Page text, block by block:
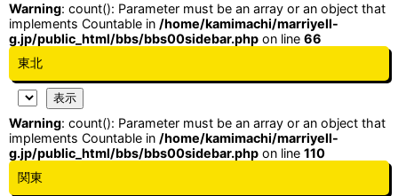
Warning: count(): Parameter must be an array or an object that
implements Countable in /home/kamimachi/marriyell-
g.jp/public_html/bbs/bbs00sidebar.php on line 66
東北
Warning: count(): Parameter must be an array or an object that
implements Countable in /home/kamimachi/marriyell-
g.jp/public_html/bbs/bbs00sidebar.php on line 110
関東